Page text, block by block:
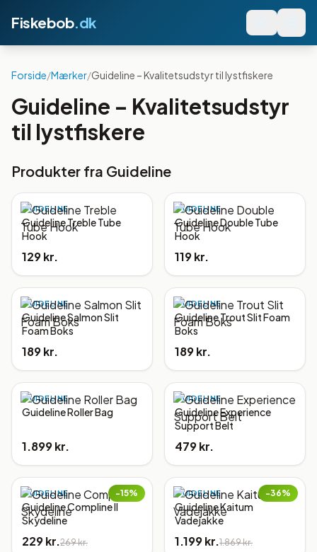
Fiskebob.dk
Forside/Mærker/Guideline – Kvalitetsudstyr til lystfiskere
Guideline – Kvalitetsudstyr
til lystfiskere
Produkter fra Guideline
GUIDELINE
Guideline Treble Tube
Hook
129 kr.
GUIDELINE
Guideline Double Tube
Hook
119 kr.
GUIDELINE
Guideline Salmon Slit
Foam Boks
189 kr.
GUIDELINE
Guideline Trout Slit Foam
Boks
189 kr.
GUIDELINE
Guideline Roller Bag
1.899 kr.
GUIDELINE
Guideline Experience
Support Belt
479 kr.
−15%
GUIDELINE
Guideline Compline II
Skydeline
229 kr.269 kr.
−36%
GUIDELINE
Guideline Kaitum
Vadejakke
1.199 kr.1.869 kr.